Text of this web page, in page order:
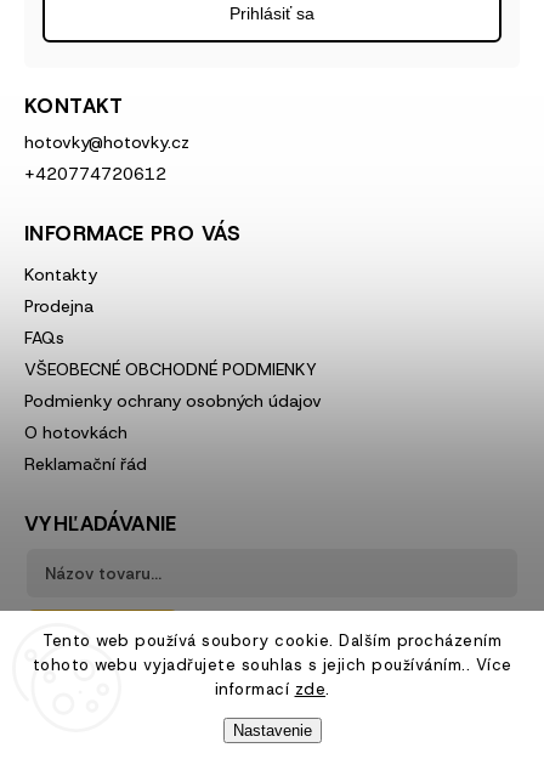
Tento web používá soubory cookie. Dalším procházením
tohoto webu vyjadřujete souhlas s jejich používáním.. Více
informací zde.
Nastavenie
KONTAKT
hotovky@hotovky.cz
+420774720612
INFORMACE PRO VÁS
Kontakty
Prodejna
FAQs
VŠEOBECNÉ OBCHODNÉ PODMIENKY
Podmienky ochrany osobných údajov
O hotovkách
Reklamační řád
VYHĽADÁVANIE
Hľadať
Prihlásiť sa